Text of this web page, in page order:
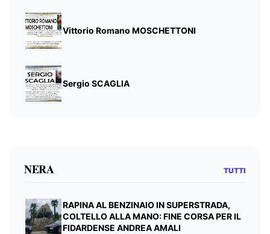
Vittorio Romano MOSCHETTONI
Sergio SCAGLIA
NERA TUTTI
RAPINA AL BENZINAIO IN SUPERSTRADA,
COLTELLO ALLA MANO: FINE CORSA PER IL
FIDARDENSE ANDREA AMALI